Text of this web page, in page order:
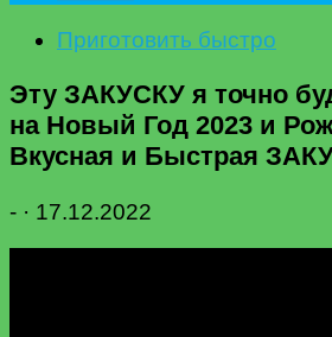
Приготовить быстро
Эту ЗАКУСКУ я точно
на Новый Год 2023 и
Вкусная и Быстрая
- · 17.12.2022